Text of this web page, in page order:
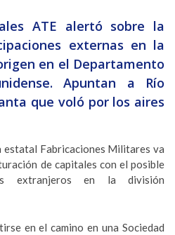
ATE alertó sobre la
externas en la
en el Departamento
Apuntan a Río
que voló por los aires
estatal Fabricaciones Militares va
de capitales con el posible
extranjeros en la división
en el camino en una Sociedad